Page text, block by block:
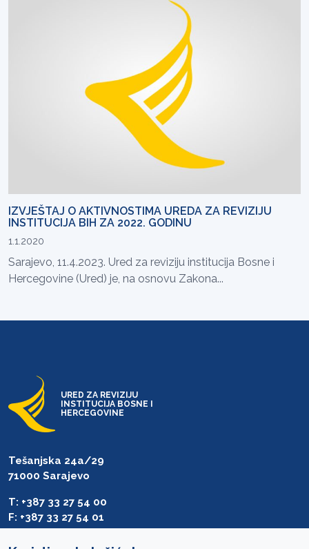
IZVJEŠTAJ O AKTIVNOSTIMA UREDA ZA REVIZIJU
INSTITUCIJA BIH ZA 2022. GODINU
1.1.2020
Sarajevo, 11.4.2023. Ured za reviziju institucija Bosne i
Hercegovine (Ured) je, na osnovu Zakona...
URED ZA REVIZIJU
INSTITUCIJA BOSNE I
HERCEGOVINE
Tešanjska 24a/29
71000 Sarajevo
T: +387 33 27 54 00
F: +387 33 27 54 01